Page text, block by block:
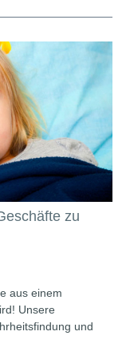
zu
aus einem
Unsere
und